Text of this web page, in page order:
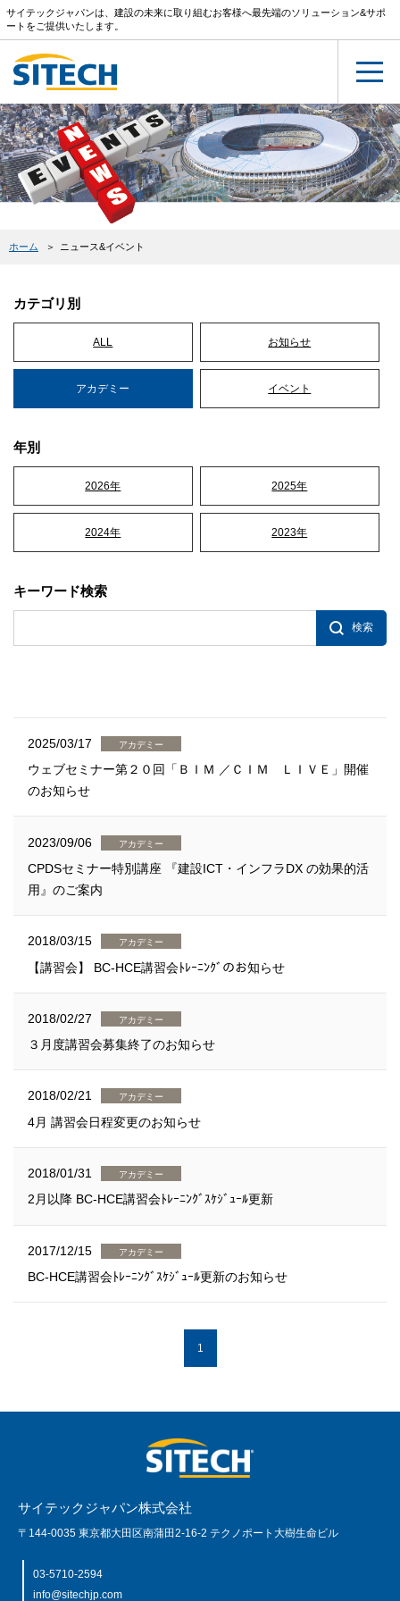
サイテックジャパンは、建設の未来に取り組むお客様へ最先端のソリューション&サポ
ートをご提供いたします。
ホーム ニュース&イベント
カテゴリ別
ALL お知らせ
アカデミー イベント
年別
2026年 2025年
2024年 2023年
キーワード検索
2025/03/17 アカデミー
ウェブセミナー第２０回「ＢＩＭ ／ＣＩＭ ＬＩＶＥ」開催
のお知らせ
2023/09/06 アカデミー
CPDSセミナー特別講座 『建設ICT・インフラDX の効果的活
用』のご案内
2018/03/15 アカデミー
【講習会】 BC-HCE講習会ﾄﾚｰﾆﾝｸﾞのお知らせ
2018/02/27 アカデミー
３月度講習会募集終了のお知らせ
2018/02/21 アカデミー
4月 講習会日程変更のお知らせ
2018/01/31 アカデミー
2月以降 BC-HCE講習会ﾄﾚｰﾆﾝｸﾞｽｹｼﾞｭｰﾙ更新
2017/12/15 アカデミー
BC-HCE講習会ﾄﾚｰﾆﾝｸﾞｽｹｼﾞｭｰﾙ更新のお知らせ
1
サイテックジャパン株式会社
〒144-0035 東京都大田区南蒲田2-16-2 テクノポート大樹生命ビル
03-5710-2594
info@sitechjp.com